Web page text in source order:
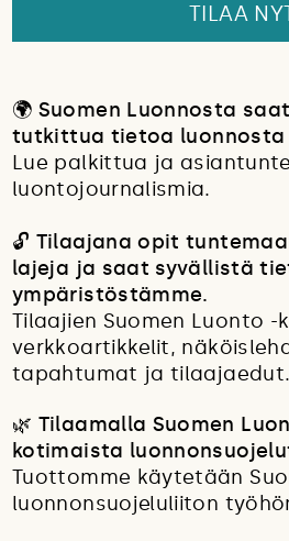
TILAA
🌍 Suomen Luonnosta
tutkittua tietoa
Lue palkittua ja
luontojournalismia.
🔓 Tilaajana opit
lajeja ja saat syvällistä
ympäristöstämme.
Tilaajien Suomen Luonto -
verkkoartikkelit,
tapahtumat ja tilaajaedut.
🌿 Tilaamalla Suomen
kotimaista
Tuottomme käytetään
luonnonsuojeluliiton